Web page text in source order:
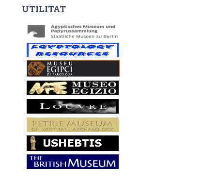
UTILITAT